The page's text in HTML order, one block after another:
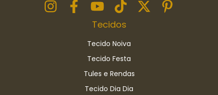
Tecidos
Tecido Noiva
Tecido Festa
Tules e Rendas
Tecido Dia Dia